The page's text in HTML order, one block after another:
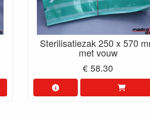
Sterilisatiezak 250 x 570
met vouw
€ 58.30